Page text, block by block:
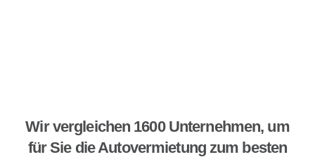
Wir vergleichen 1600 Unternehmen, um
für Sie die Autovermietung zum besten